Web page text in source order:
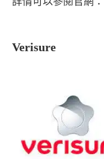
Verisure